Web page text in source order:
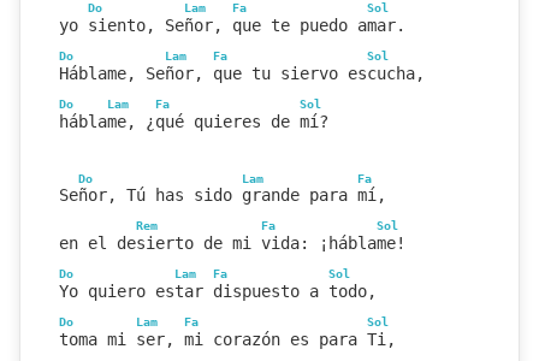
Do Lam Fa Sol
yo siento, Señor, que te puedo amar.
Do Lam Fa Sol
Háblame, Señor, que tu siervo escucha,
Do Lam Fa Sol
háblame, ¿qué quieres de mí?
Do Lam Fa
Señor, Tú has sido grande para mí,
Rem Fa Sol
en el desierto de mi vida: ¡háblame!
Do Lam Fa Sol
Yo quiero estar dispuesto a todo,
Do Lam Fa Sol
toma mi ser, mi corazón es para Ti,